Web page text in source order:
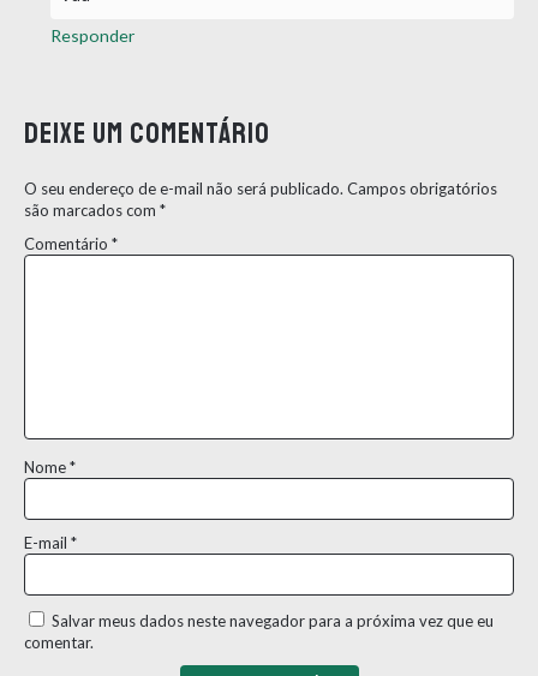
Responder
Deixe um comentário
O seu endereço de e-mail não será publicado. Campos obrigatórios
são marcados com *
Comentário *
Nome*
E-mail *
Salvar meus dados neste navegador para a próxima vez que eu
comentar.